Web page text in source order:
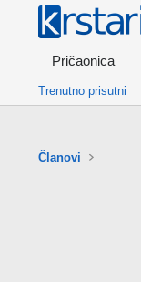
Pričaonica
Trenutno prisutni
Članovi